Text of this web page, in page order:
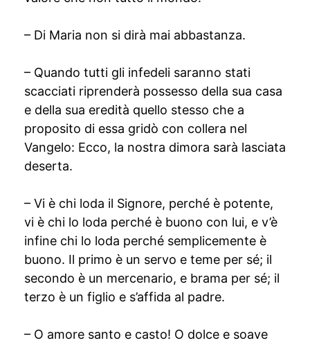
– Di Maria non si dirà mai abbastanza.
– Quando tutti gli infedeli saranno stati
scacciati riprenderà possesso della sua casa
e della sua eredità quello stesso che a
proposito di essa gridò con collera nel
Vangelo: Ecco, la nostra dimora sarà lasciata
deserta.
– Vi è chi loda il Signore, perché è potente,
vi è chi lo loda perché è buono con lui, e v’è
infine chi lo loda perché semplicemente è
buono. Il primo è un servo e teme per sé; il
secondo è un mercenario, e brama per sé; il
terzo è un figlio e s’affida al padre.
– O amore santo e casto! O dolce e soave